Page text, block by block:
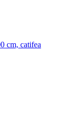
cm, catifea